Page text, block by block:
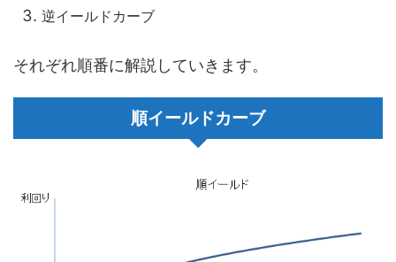
逆イールドカーブ
それぞれ順番に解説していきます。
順イールドカーブ